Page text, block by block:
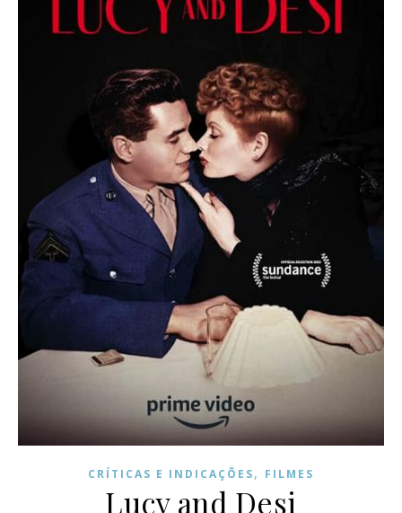
CRÍTICAS E INDICAÇÕES, FILMES
Lucy and Desi